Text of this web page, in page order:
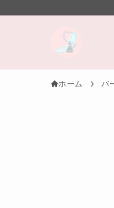
ホーム パ